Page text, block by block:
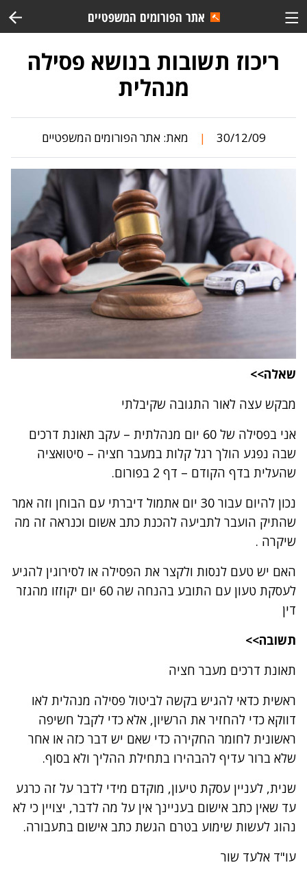
אתר הפורומים המשפטיים
ריכוז תשובות בנושא פסילה
מנהלית
30/12/09
| מאת:אתר הפורומים המשפטיים
שאלה>>
מבקש עצה לאור התגובה שקיבלתי
אני בפסילה של 60 יום מנהלתית – עקב תאונת דרכים
שבה נפגע הולך רגל קלות במעבר חציה – סיטואציה
שהעלית בדף הקודם – דף 2 בפורום.
נכון להיום עבור 30 יום אתמול דיברתי עם הבוחן וזה אמר
שהתיק הועבר לתביעה להכנת כתב אשום וכנראה זה מה
שיקרה .
האם יש טעם לנסות ולקצר את הפסילה או לסירוגין להגיע
לעסקת טעון עם התובע בהנחה שה 60 יום יקוזזו מהגזר
דין
תשובה>>
תאונת דרכים מעבר חציה
ראשית כדאי להגיש בקשה לביטול פסילה מנהלית לאו
דווקא כדי להחזיר את הרשיון, אלא כדי לקבל חשיפה
ראשונית לחומר החקירה כדי שאם יש דבר כזה או אחר
שלא ברור עדיף להבהירו בתחילת ההליך ולא בסוף.
שנית, לעניין עסקת טיעון, מוקדם מידי לדבר על זה כרגע
עד שאין כתב אישום בעניינך אין על מה לדבר, יצויין כי לא
נהוג לעשות שימוע בטרם הגשת כתב אישום בתעבורה.
עו"ד אלעד שור